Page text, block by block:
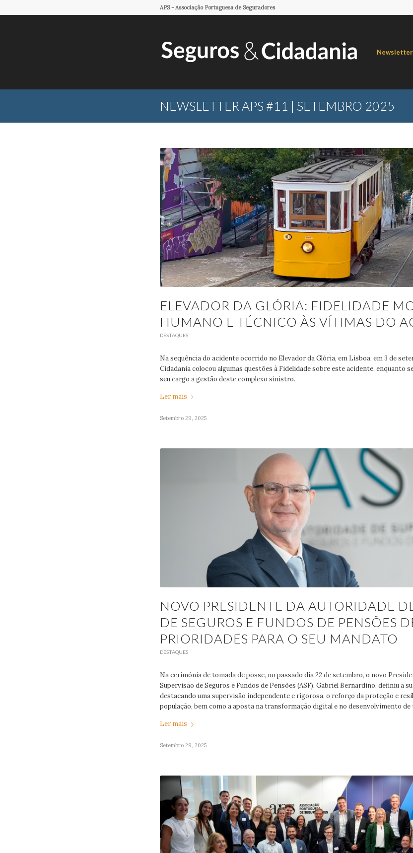
APS - Associação Portuguesa de Seguradores
Newsletter
NEWSLETTER APS #11 | SETEMBRO 2025
ELEVADOR DA GLÓRIA: FIDELIDADE
HUMANO E TÉCNICO ÀS VÍTIMAS DO
DESTAQUES
Na sequência do acidente ocorrido no Elevador da Glória, em Lisboa, em 3 de
Cidadania colocou algumas questões à Fidelidade sobre este acidente, enquanto
seu cargo a gestão deste complexo sinistro.
Ler mais
Setembro 29, 2025
NOVO PRESIDENTE DA AUTORIDADE
DE SEGUROS E FUNDOS DE PENSÕES
PRIORIDADES PARA O SEU MANDATO
DESTAQUES
Na cerimónia de tomada de posse, no passado dia 22 de setembro, o novo
Supervisão de Seguros e Fundos de Pensões (ASF), Gabriel Bernardino, definiu a
destacando uma supervisão independente e rigorosa, o reforço da proteção e
população, bem como a aposta na transformação digital e no desenvolvimento de
Ler mais
Setembro 29, 2025